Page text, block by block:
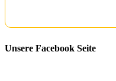
Unsere Facebook Seite